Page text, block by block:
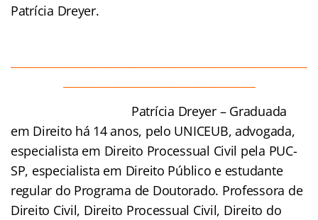
Patrícia Dreyer.
Patrícia Dreyer – Graduada
em Direito há 14 anos, pelo UNICEUB, advogada,
especialista em Direito Processual Civil pela PUC-
SP, especialista em Direito Público e estudante
regular do Programa de Doutorado. Professora de
Direito Civil, Direito Processual Civil, Direito do